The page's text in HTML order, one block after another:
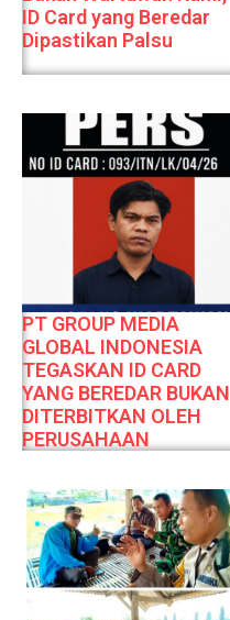
ID Card yang Beredar
Dipastikan Palsu
PT GROUP MEDIA
GLOBAL INDONESIA
TEGASKAN ID CARD
YANG BEREDAR BUKAN
DITERBITKAN OLEH
PERUSAHAAN